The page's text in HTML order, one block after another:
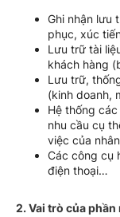
Ghi nhận lưu
phục, xúc
Lưu trữ tài
khách hàng
Lưu trữ,
(kinh doanh,
Hệ thống
nhu cầu cụ
việc của
Các công cụ
điện thoại…
2. Vai trò của